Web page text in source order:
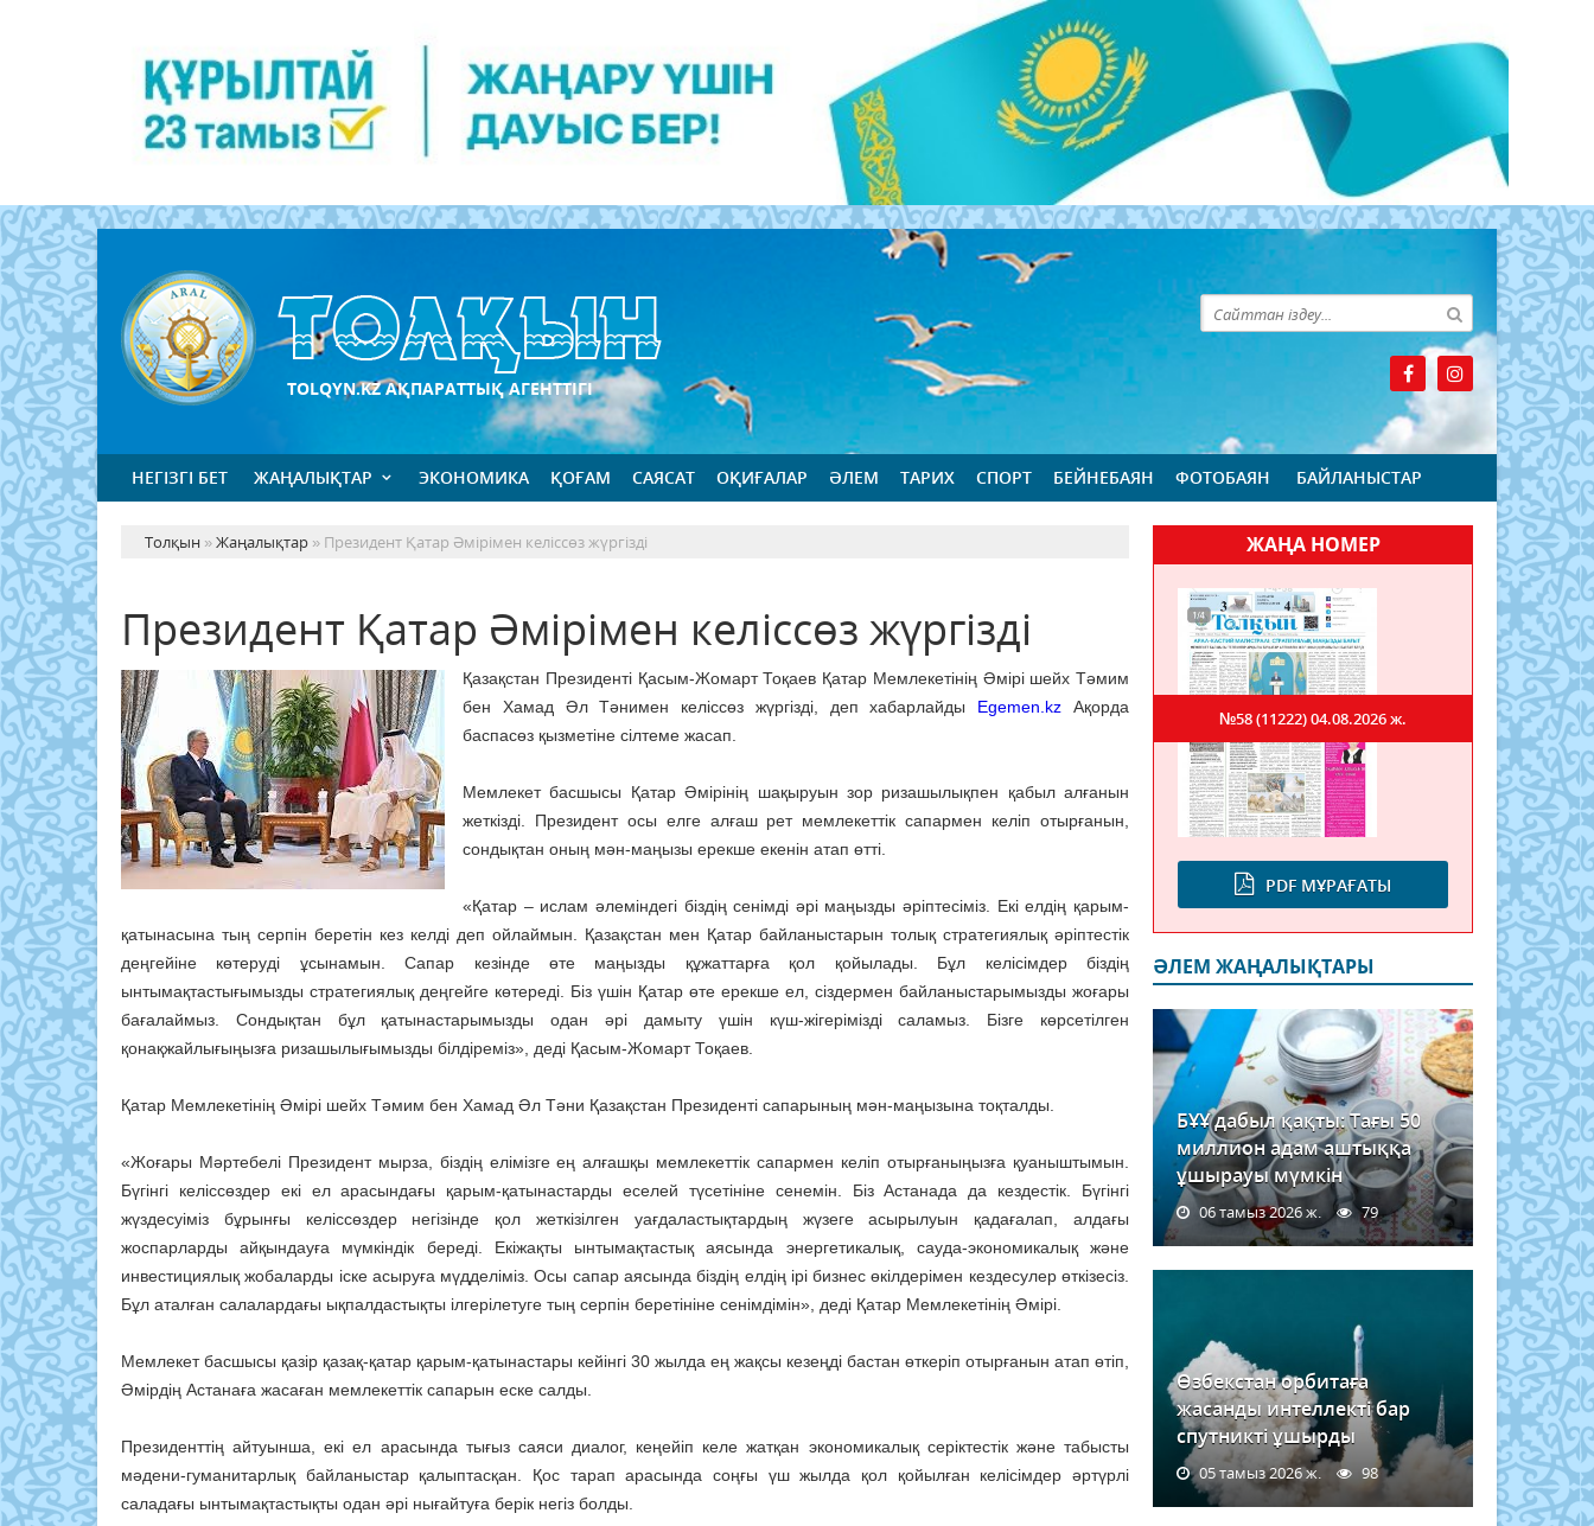
TOLQYN.KZ АҚПАРАТТЫҚ АГЕНТТІГІ
НЕГІЗГІ БЕТ ЖАҢАЛЫҚТАР ЭКОНОМИКА ҚОҒАМ САЯСАТ ОҚИҒАЛАР ӘЛЕМ ТАРИХ СПОРТ БЕЙНЕБАЯН ФОТОБАЯН БАЙЛАНЫСТАР
Толқын »Жаңалықтар » Президент Қатар Әмірімен келіссөз жүргізді
Президент Қатар Әмірімен келіссөз жүргізді
Қазақстан Президенті Қасым-Жомарт Тоқаев Қатар Мемлекетінің Әмірі шейх Тәмим
бен Хамад Әл Тәнимен келіссөз жүргізді, деп хабарлайды Egemen.kz Ақорда
баспасөз қызметіне сілтеме жасап.
Мемлекет басшысы Қатар Әмірінің шақыруын зор ризашылықпен қабыл алғанын
жеткізді. Президент осы елге алғаш рет мемлекеттік сапармен келіп отырғанын,
сондықтан оның мән-маңызы ерекше екенін атап өтті.
«Қатар – ислам әлеміндегі біздің сенімді әрі маңызды әріптесіміз. Екі елдің қарым-
қатынасына тың серпін беретін кез келді деп ойлаймын. Қазақстан мен Қатар байланыстарын толық стратегиялық әріптестік
деңгейіне көтеруді ұсынамын. Сапар кезінде өте маңызды құжаттарға қол қойылады. Бұл келісімдер біздің
ынтымақтастығымызды стратегиялық деңгейге көтереді. Біз үшін Қатар өте ерекше ел, сіздермен байланыстарымызды жоғары
бағалаймыз. Сондықтан бұл қатынастарымызды одан әрі дамыту үшін күш-жігерімізді саламыз. Бізге көрсетілген
қонақжайлығыңызға ризашылығымызды білдіреміз», деді Қасым-Жомарт Тоқаев.
Қатар Мемлекетінің Әмірі шейх Тәмим бен Хамад Әл Тәни Қазақстан Президенті сапарының мән-маңызына тоқталды.
«Жоғары Мәртебелі Президент мырза, біздің елімізге ең алғашқы мемлекеттік сапармен келіп отырғаныңызға қуаныштымын.
Бүгінгі келіссөздер екі ел арасындағы қарым-қатынастарды еселей түсетініне сенемін. Біз Астанада да кездестік. Бүгінгі
жүздесуіміз бұрынғы келіссөздер негізінде қол жеткізілген уағдаластықтардың жүзеге асырылуын қадағалап, алдағы
жоспарларды айқындауға мүмкіндік береді. Екіжақты ынтымақтастық аясында энергетикалық, сауда-экономикалық және
инвестициялық жобаларды іске асыруға мүдделіміз. Осы сапар аясында біздің елдің ірі бизнес өкілдерімен кездесулер өткізесіз.
Бұл аталған салалардағы ықпалдастықты ілгерілетуге тың серпін беретініне сенімдімін», деді Қатар Мемлекетінің Әмірі.
Мемлекет басшысы қазір қазақ-қатар қарым-қатынастары кейінгі 30 жылда ең жақсы кезеңді бастан өткеріп отырғанын атап өтіп,
Әмірдің Астанаға жасаған мемлекеттік сапарын еске салды.
Президенттің айтуынша, екі ел арасында тығыз саяси диалог, кеңейіп келе жатқан экономикалық серіктестік және табысты
мәдени-гуманитарлық байланыстар қалыптасқан. Қос тарап арасында соңғы үш жылда қол қойылған келісімдер әртүрлі
саладағы ынтымақтастықты одан әрі нығайтуға берік негіз болды.
ЖАҢА НОМЕР
PDF МҰРАҒАТЫ
№58 (11222)04.08.2026 ж.
ӘЛЕМ ЖАҢАЛЫҚТАРЫ
БҰҰ дабыл қақты: Тағы 50
миллион адам аштыққа
ұшырауы мүмкін
06 тамыз 2026 ж. 79
Өзбекстан орбитаға
жасанды интеллекті бар
спутникті ұшырды
05 тамыз 2026 ж. 98